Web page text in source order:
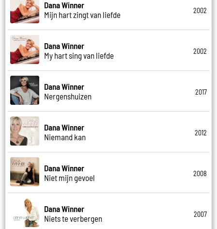
Dana Winner
Mijn hart zingt van liefde
2002
Dana Winner
My hart sing van liefde
2002
Dana Winner
Nergenshuizen
2017
Dana Winner
Niemand kan
2012
Dana Winner
Niet mijn gevoel
2008
Dana Winner
Niets te verbergen
2007